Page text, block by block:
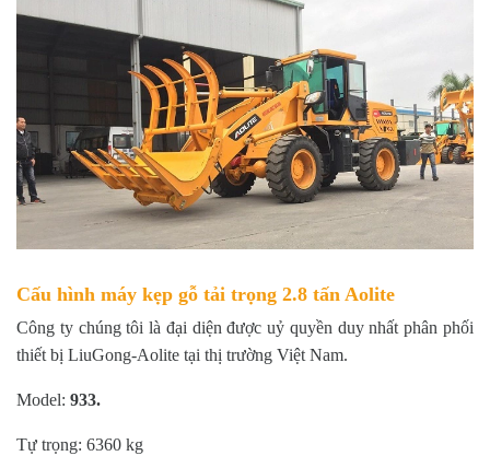
Cấu hình máy kẹp gỗ tải trọng 2.8 tấn Aolite
Công ty chúng tôi là đại diện được uỷ quyền duy nhất phân phối
thiết bị LiuGong-Aolite tại thị trường Việt Nam.
Model: 933.
Tự trọng: 6360 kg